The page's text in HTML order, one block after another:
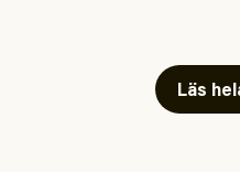
skriver för? Vad betyder
oberoende” tidning? Och
Läs